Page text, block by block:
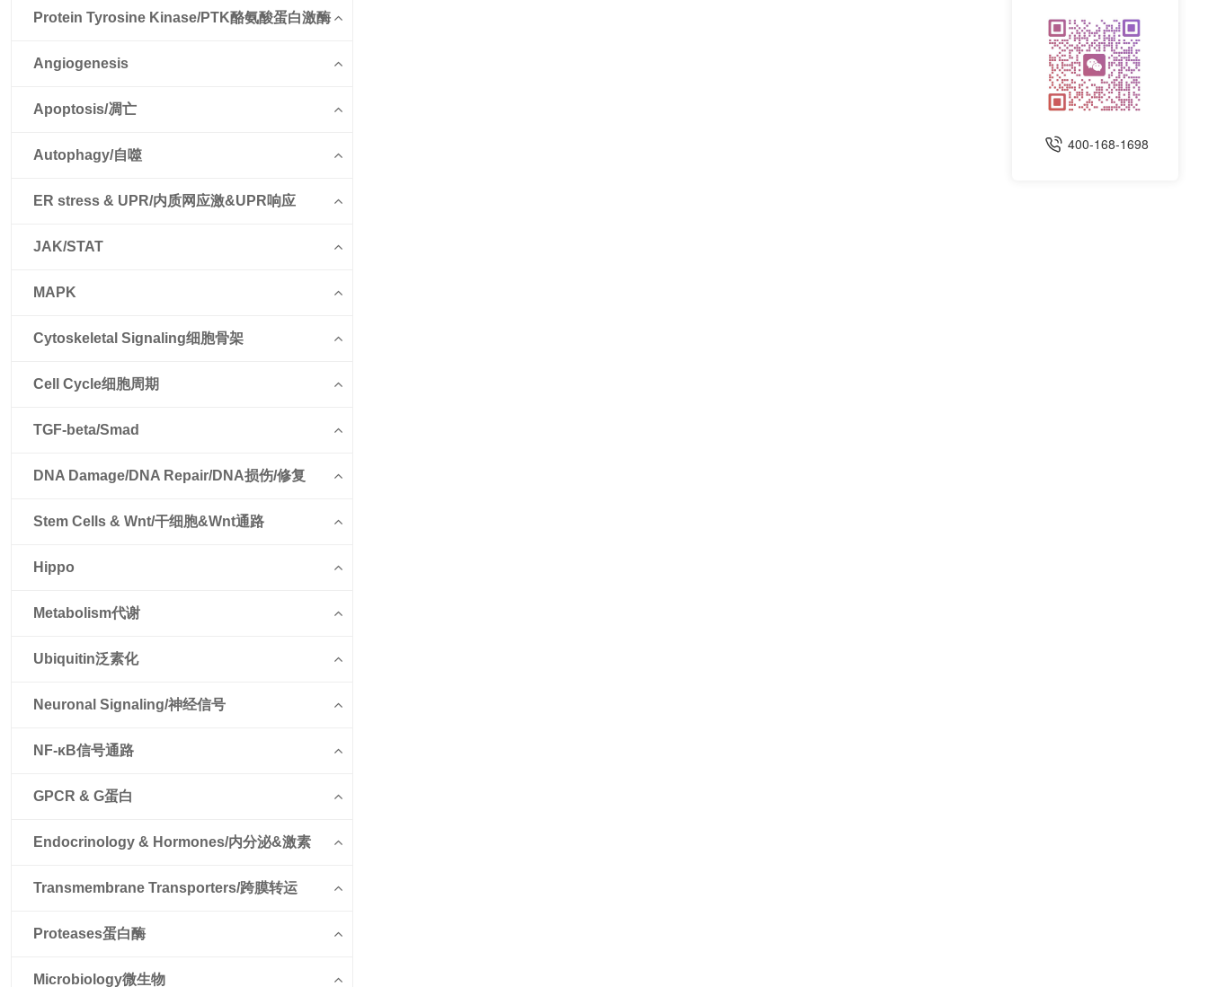
Protein Tyrosine Kinase/PTK酪氨酸蛋白激酶
Angiogenesis
Apoptosis/凋亡
Autophagy/自噬
ER stress & UPR/内质网应激&UPR响应
JAK/STAT
MAPK
Cytoskeletal Signaling细胞骨架
Cell Cycle细胞周期
TGF-beta/Smad
DNA Damage/DNA Repair/DNA损伤/修复
Stem Cells & Wnt/干细胞&Wnt通路
Hippo
Metabolism代谢
Ubiquitin泛素化
Neuronal Signaling/神经信号
NF-κB信号通路
GPCR & G蛋白
Endocrinology & Hormones/内分泌&激素
Transmembrane Transporters/跨膜转运
Proteases蛋白酶
Microbiology微生物
400-168-1698